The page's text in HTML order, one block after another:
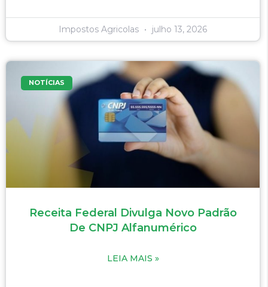
Impostos Agricolas julho 13, 2026
NOTÍCIAS
Receita Federal Divulga Novo Padrão
De CNPJ Alfanumérico
LEIA MAIS »